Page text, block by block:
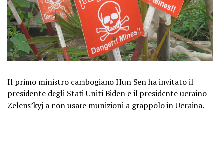
Il primo ministro cambogiano Hun Sen ha invitato il
presidente degli Stati Uniti Biden e il presidente ucraino
Zelens’kyj a non usare munizioni a grappolo in Ucraina.